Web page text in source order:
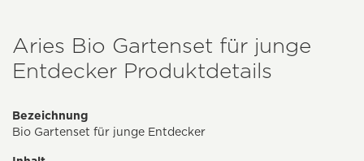
Aries Bio Gartenset für junge
Entdecker Produktdetails
Bezeichnung
Bio Gartenset für junge Entdecker